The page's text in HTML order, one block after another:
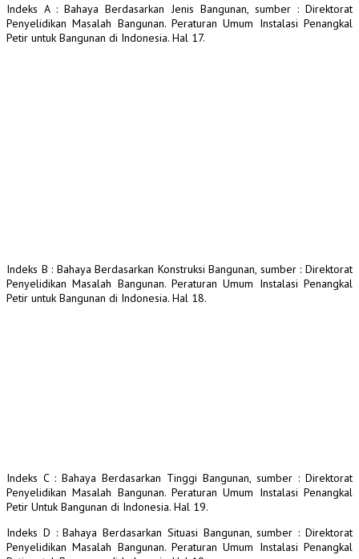
Indeks A : Bahaya Berdasarkan Jenis Bangunan, sumber : Direktorat
Penyelidikan Masalah Bangunan. Peraturan Umum Instalasi Penangkal
Petir untuk Bangunan di Indonesia. Hal 17.
Indeks B : Bahaya Berdasarkan Konstruksi Bangunan, sumber : Direktorat
Penyelidikan Masalah Bangunan. Peraturan Umum Instalasi Penangkal
Petir untuk Bangunan di Indonesia. Hal 18.
Indeks C : Bahaya Berdasarkan Tinggi Bangunan, sumber : Direktorat
Penyelidikan Masalah Bangunan. Peraturan Umum Instalasi Penangkal
Petir Untuk Bangunan di Indonesia. Hal 19.
Indeks D : Bahaya Berdasarkan Situasi Bangunan, sumber : Direktorat
Penyelidikan Masalah Bangunan. Peraturan Umum Instalasi Penangkal